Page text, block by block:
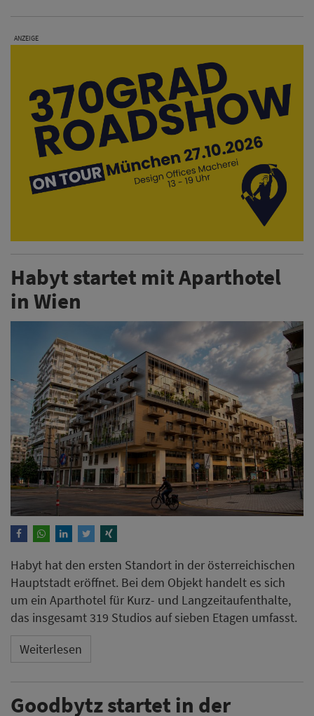
Habyt startet mit Aparthotel
in Wien
Habyt hat den ersten Standort in der österreichischen
Hauptstadt eröffnet. Bei dem Objekt handelt es sich
um ein Aparthotel für Kurz- und Langzeitaufenthalte,
das insgesamt 319 Studios auf sieben Etagen umfasst.
Weiterlesen
Goodbytz startet in der
Hotellerie - Leonardo Hotels
setzt auf Küchenroboter